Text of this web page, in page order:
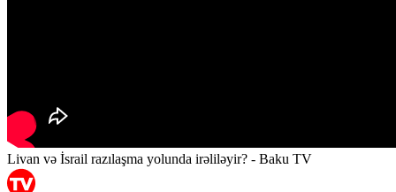
Livan və İsrail razılaşma yolunda irəliləyir? - Baku TV